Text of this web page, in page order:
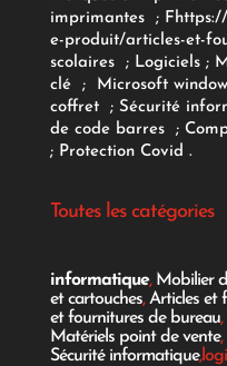
imprimantes
; F
e-produit/articles-et-
scolaires; Logiciels ;
clé
; Microsoft
coffret ; Sécurité
de code barres
;
; Protection Covid .
Toutes les catégories
informatique, Mobilier
et cartouches,Articles et
et fournitures de bureau,
Matériels point de vente,
Sécurité informatique